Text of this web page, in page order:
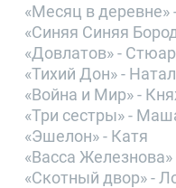
«Месяц в деревне»
«Синяя Синяя
«Довлатов» -
«Тихий Дон» -
«Война и Мир» -
«Три сестры» -
«Эшелон» - Катя
«Васса
«Скотный двор» -